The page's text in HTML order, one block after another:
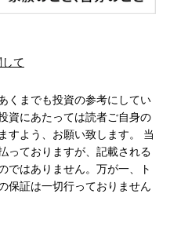
て
くまでも投資の参考にしてい
資にあたっては読者ご自身の
すよう、お願い致します。 当
っておりますが、記載される
ではありません。万が一、ト
保証は一切行っておりません